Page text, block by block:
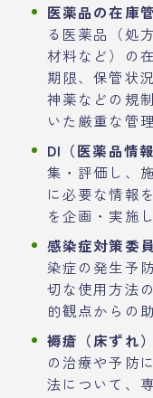
医薬品の在庫
る医薬品（処
材料など）の
期限、保管状
神薬などの規
いた厳重な管
DI（医薬品情
集・評価し、
に必要な情報
を企画・実施
感染症対策委
染症の発生予
切な使用方法
的観点からの
褥瘡（床ずれ
の治療や予防
法について、